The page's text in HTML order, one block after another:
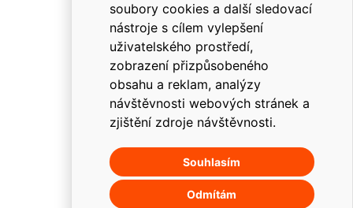
soubory cookies a další sledovací
nástroje s cílem vylepšení
uživatelského prostředí,
zobrazení přizpůsobeného
obsahu a reklam, analýzy
návštěvnosti webových stránek a
zjištění zdroje návštěvnosti.
Souhlasím
Odmítám
O holdingu
Členové skupiny